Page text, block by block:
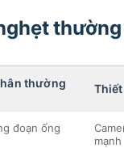
thường
thường
đoạn ống
mạnh